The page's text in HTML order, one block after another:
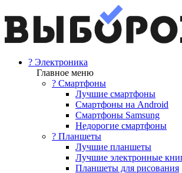
? Электроника
Главное меню
? Смартфоны
Лучшие смартфоны
Смартфоны на Android
Смартфоны Samsung
Недорогие смартфоны
? Планшеты
Лучшие планшеты
Лучшие электронные
Планшеты для рисования